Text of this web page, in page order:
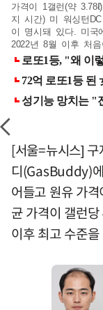
가격이 1갤런(약
지 시간) 미 워싱턴
이 명시돼 있다. 미국
2022년 8월 이후 처음
[서울=뉴시스]
디(GasBuddy)
어들고 원유 가
균 가격이 갤런
이후 최고 수준